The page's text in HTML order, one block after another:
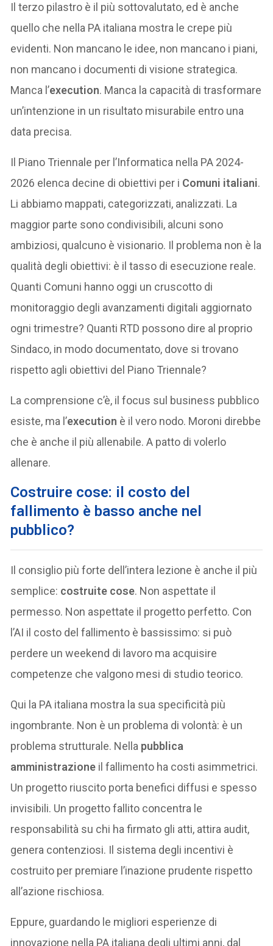
Il terzo pilastro è il più sottovalutato, ed è anche
quello che nella PA italiana mostra le crepe più
evidenti. Non mancano le idee, non mancano i piani,
non mancano i documenti di visione strategica.
Manca l’execution. Manca la capacità di trasformare
un’intenzione in un risultato misurabile entro una
data precisa.
Il Piano Triennale per l’Informatica nella PA 2024-
2026 elenca decine di obiettivi per i Comuni italiani.
Li abbiamo mappati, categorizzati, analizzati. La
maggior parte sono condivisibili, alcuni sono
ambiziosi, qualcuno è visionario. Il problema non è la
qualità degli obiettivi: è il tasso di esecuzione reale.
Quanti Comuni hanno oggi un cruscotto di
monitoraggio degli avanzamenti digitali aggiornato
ogni trimestre? Quanti RTD possono dire al proprio
Sindaco, in modo documentato, dove si trovano
rispetto agli obiettivi del Piano Triennale?
La comprensione c’è, il focus sul business pubblico
esiste, ma l’execution è il vero nodo. Moroni direbbe
che è anche il più allenabile. A patto di volerlo
allenare.
Costruire cose: il costo del
fallimento è basso anche nel
pubblico?
Il consiglio più forte dell’intera lezione è anche il più
semplice: costruite cose. Non aspettate il
permesso. Non aspettate il progetto perfetto. Con
l’AI il costo del fallimento è bassissimo: si può
perdere un weekend di lavoro ma acquisire
competenze che valgono mesi di studio teorico.
Qui la PA italiana mostra la sua specificità più
ingombrante. Non è un problema di volontà: è un
problema strutturale. Nella pubblica
amministrazione il fallimento ha costi asimmetrici.
Un progetto riuscito porta benefici diffusi e spesso
invisibili. Un progetto fallito concentra le
responsabilità su chi ha firmato gli atti, attira audit,
genera contenziosi. Il sistema degli incentivi è
costruito per premiare l’inazione prudente rispetto
all’azione rischiosa.
Eppure, guardando le migliori esperienze di
innovazione nella PA italiana degli ultimi anni, dal